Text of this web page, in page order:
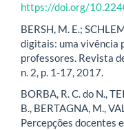
https://doi.org/
BERSH, M. E.;
digitais: uma vivência
professores. Revista
n. 2, p. 1-17, 2017.
BORBA, R. C. do N.,
B., BERTAGNA, M.,
Percepções docentes